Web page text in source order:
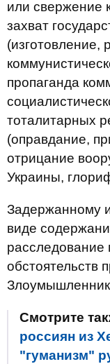
или свержение
захват
(изготовление,
пропаганда
тоталитарных
(оправдание,
отрицание
Украины,
Задержанному
виде
расследование
обстоятельств
Смотрите
россиян из
"гуманизм"